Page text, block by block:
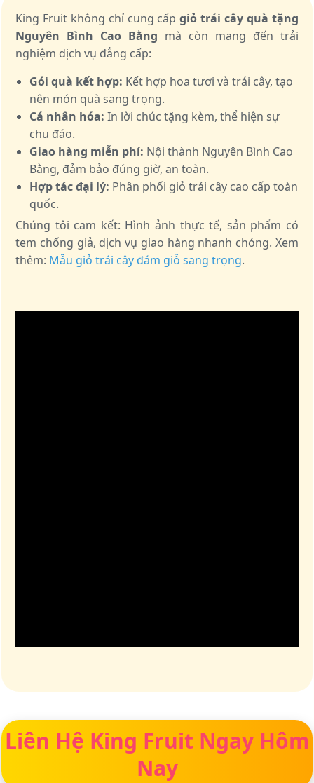
King Fruit không chỉ cung cấpgiỏ trái cây quà tặng
Nguyên Bình Cao Bằng mà còn mang đến trải
nghiệm dịch vụ đẳng cấp:
Gói quà kết hợp: Kết hợp hoa tươi và trái cây, tạo
nên món quà sang trọng.
Cá nhân hóa: In lời chúc tặng kèm, thể hiện sự
chu đáo.
Giao hàng miễn phí: Nội thành Nguyên Bình Cao
Bằng, đảm bảo đúng giờ, an toàn.
Hợp tác đại lý: Phân phối giỏ trái cây cao cấp toàn
quốc.
Chúng tôi cam kết: Hình ảnh thực tế, sản phẩm có
tem chống giả, dịch vụ giao hàng nhanh chóng. Xem
thêm: Mẫu giỏ trái cây đám giỗ sang trọng.
Liên Hệ King Fruit Ngay Hôm
Nay